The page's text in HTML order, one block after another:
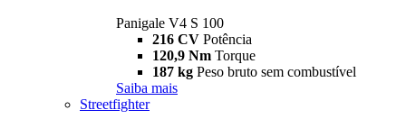
Panigale V4 S 100
216 CV Potência
120,9 Nm Torque
187 kg Peso bruto sem combustível
Saiba mais
Streetfighter